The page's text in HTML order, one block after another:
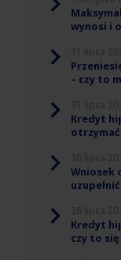
wynosi i
– czy to
Kredyt
Wniosek
Kredyt
czy to się